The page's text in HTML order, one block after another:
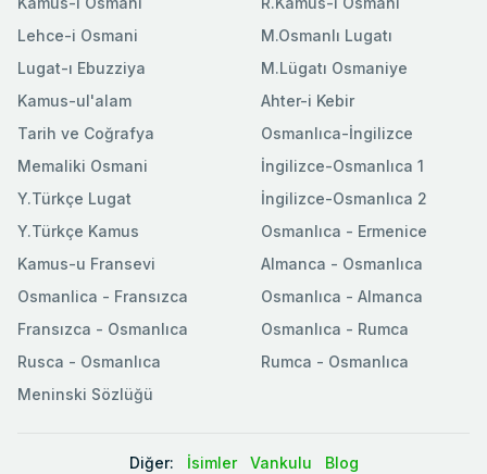
Lehce-i Osmani
Lugat-ı Ebuzziya
M.Osmanlı Lugatı
M.Lügatı Osmaniye
Kamus-ul'alam
Tarih ve Coğrafya
Memaliki Osmani
Y.Türkçe Lugat
Y.Türkçe Kamus
Ahter-i Kebir
Osmanlıca-İngilizce
İngilizce-Osmanlıca 1
İngilizce-Osmanlıca 2
Osmanlıca - Ermenice
Kamus-u Fransevi
Osmanlica - Fransızca
Fransızca - Osmanlıca
Rusca - Osmanlıca
Meninski Sözlüğü
Almanca - Osmanlıca
Osmanlıca - Almanca
Osmanlıca - Rumca
Rumca - Osmanlıca
Diğer: İsimler Vankulu Blog